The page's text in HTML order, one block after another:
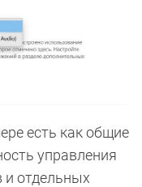
есть как общие
управления
и отдельных